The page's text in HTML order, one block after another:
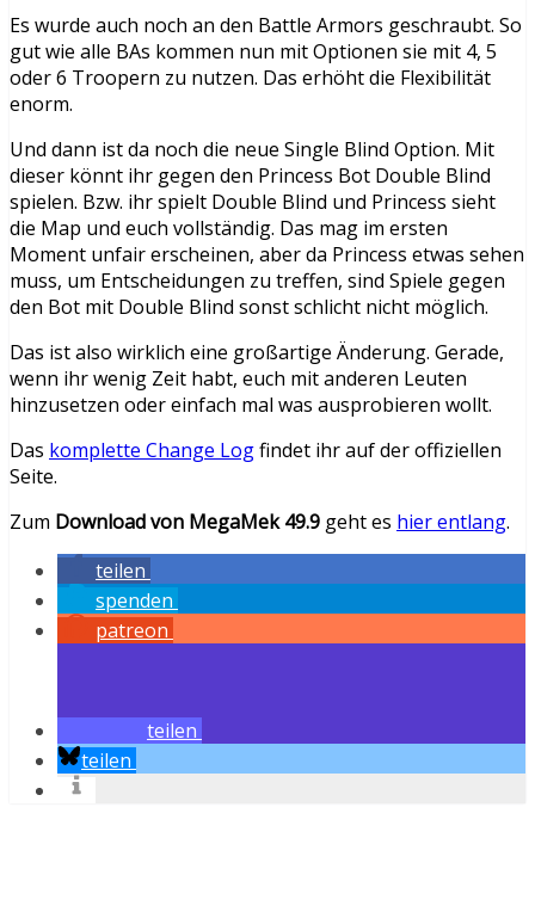
Es wurde auch noch an den Battle Armors geschraubt. So
gut wie alle BAs kommen nun mit Optionen sie mit 4, 5
oder 6 Troopern zu nutzen. Das erhöht die Flexibilität
enorm.
Und dann ist da noch die neue Single Blind Option. Mit
dieser könnt ihr gegen den Princess Bot Double Blind
spielen. Bzw. ihr spielt Double Blind und Princess sieht
die Map und euch vollständig. Das mag im ersten
Moment unfair erscheinen, aber da Princess etwas sehen
muss, um Entscheidungen zu treffen, sind Spiele gegen
den Bot mit Double Blind sonst schlicht nicht möglich.
Das ist also wirklich eine großartige Änderung. Gerade,
wenn ihr wenig Zeit habt, euch mit anderen Leuten
hinzusetzen oder einfach mal was ausprobieren wollt.
Das komplette Change Logfindet ihr auf der offiziellen
Seite.
Zum Download von MegaMek 49.9 geht es hier entlang.
teilen
spenden
patreon
teilen
teilen